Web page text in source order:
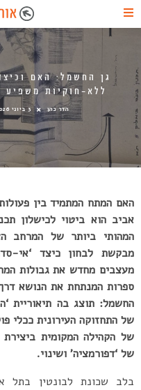
גן החשמל: האם
ללא-חוקיות משפיע
הדר כהן 3 ביוני 2026
האם המתח המתמיד בין
אביב הוא ביטוי לכישלון
המהותי ביותר של המרחב
מבקשת לבחון כיצד ‘אי-
מעצבים מחדש את גבולות
ספרות המנתחת את הנושא
החשמל: תוצג בה תיאוריית
של התחזוקה העירונית ככלי
של הקהילה המקומית
של ‘דפורמציה’ ושינוי.
בלב שכונת לבונטין בתל